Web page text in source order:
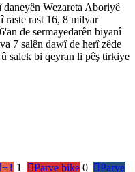
Wezareta Aboriyê
raste rast 16, 8 milyar
de sermayedarên biyanî
7 salên dawî de herî zêde
salek bi qeyran li pêş tirkiye
+1 1 Parve bike 0 Parve